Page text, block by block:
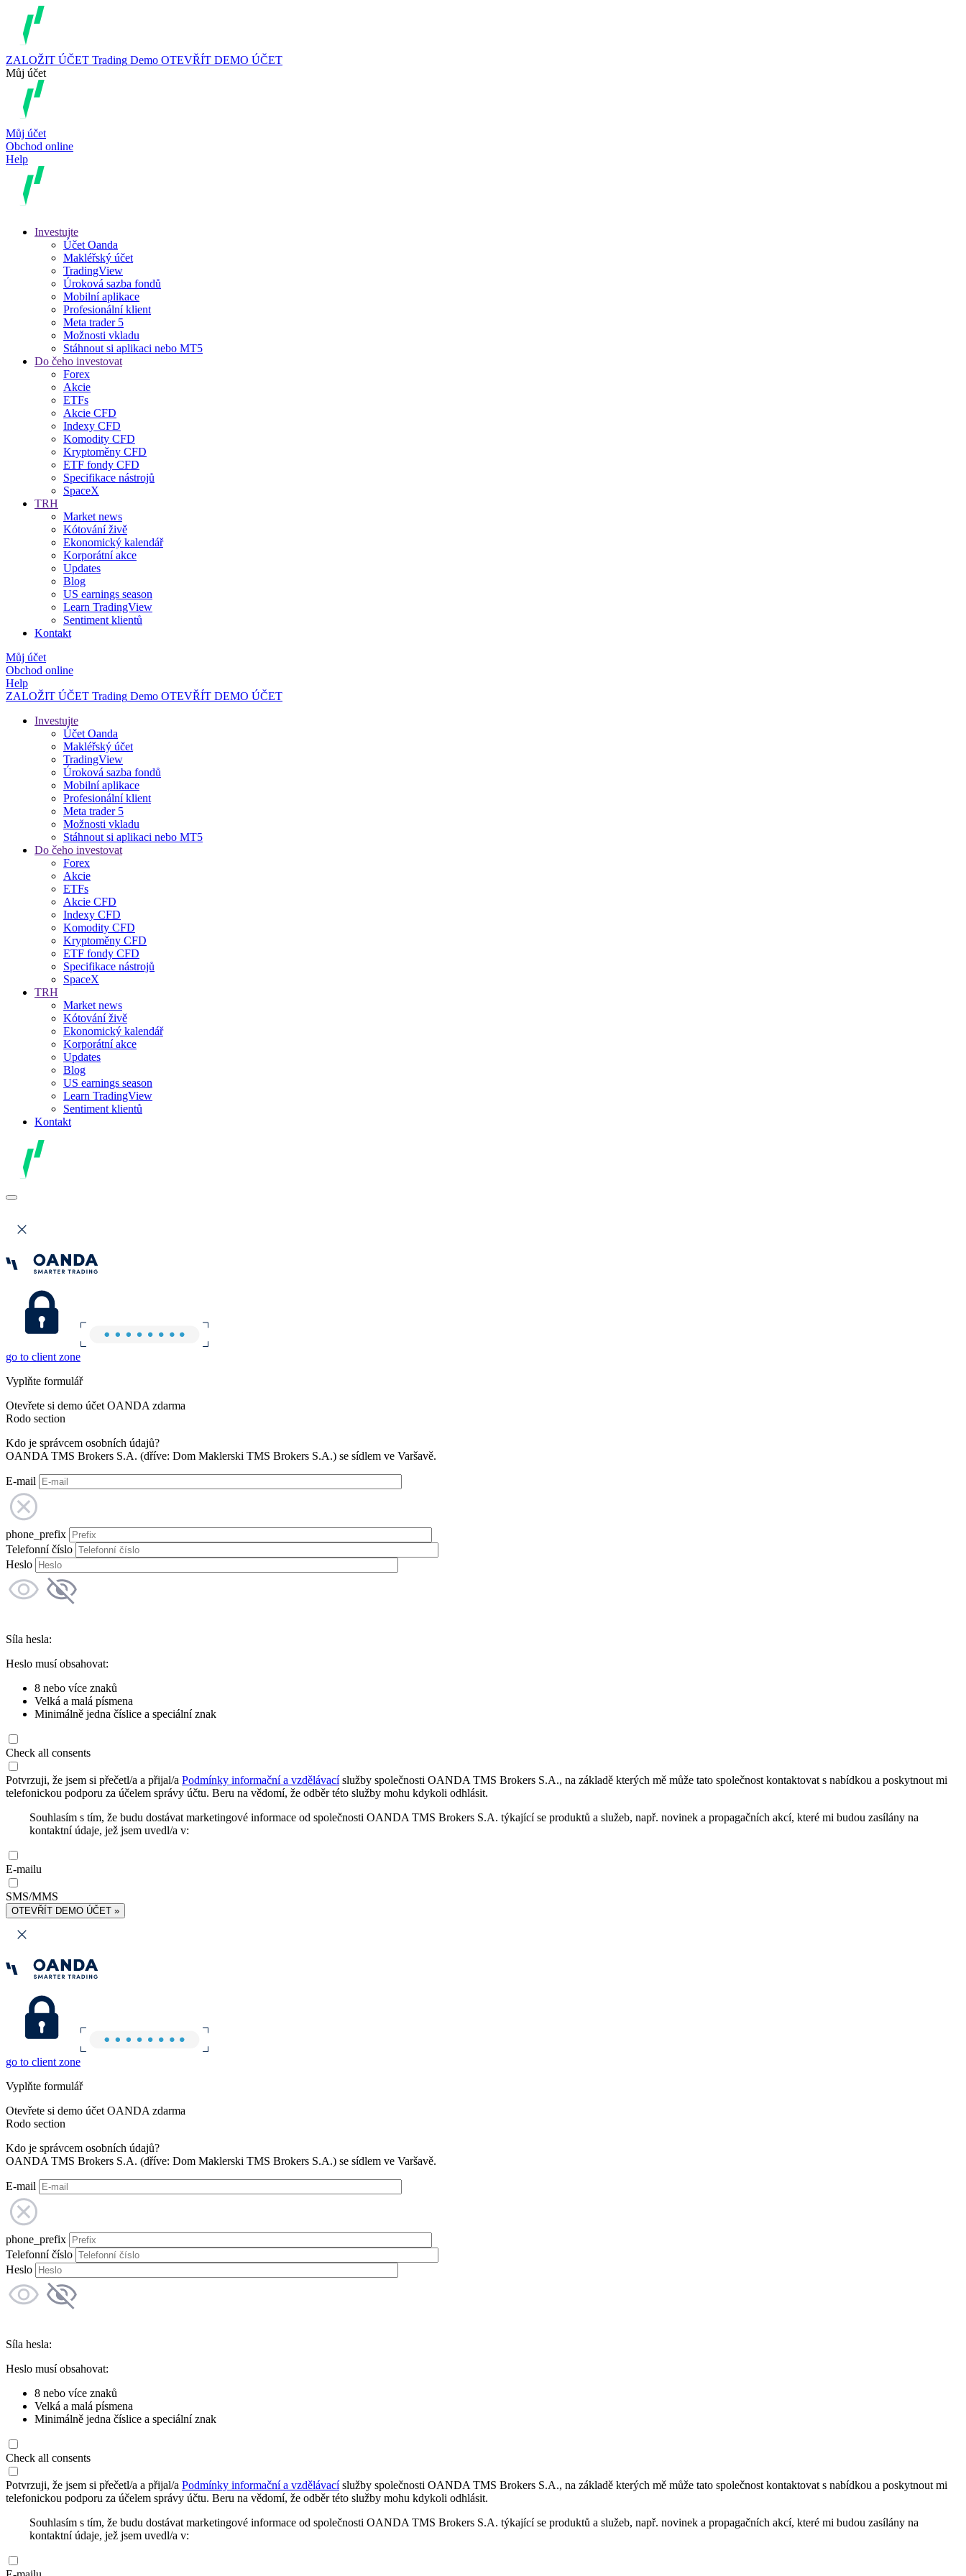
ZALOŽIT ÚČET Trading Demo OTEVŘÍT DEMO ÚČET
Můj účet
Můj účet
Obchod online
Help
Investujte
Účet Oanda
Makléřský účet
TradingView
Úroková sazba fondů
Mobilní aplikace
Profesionální klient
Meta trader 5
Možnosti vkladu
Stáhnout si aplikaci nebo MT5
Do čeho investovat
Forex
Akcie
ETFs
Akcie CFD
Indexy CFD
Komodity CFD
Kryptoměny CFD
ETF fondy CFD
Specifikace nástrojů
SpaceX
TRH
Market news
Kótování živě
Ekonomický kalendář
Korporátní akce
Updates
Blog
US earnings season
Learn TradingView
Sentiment klientů
Kontakt
Můj účet
Obchod online
Help
ZALOŽIT ÚČET Trading Demo OTEVŘÍT DEMO ÚČET
Investujte
Účet Oanda
Makléřský účet
TradingView
Úroková sazba fondů
Mobilní aplikace
Profesionální klient
Meta trader 5
Možnosti vkladu
Stáhnout si aplikaci nebo MT5
Do čeho investovat
Forex
Akcie
ETFs
Akcie CFD
Indexy CFD
Komodity CFD
Kryptoměny CFD
ETF fondy CFD
Specifikace nástrojů
SpaceX
TRH
Market news
Kótování živě
Ekonomický kalendář
Korporátní akce
Updates
Blog
US earnings season
Learn TradingView
Sentiment klientů
Kontakt
go to client zone
Vyplňte formulář
Otevřete si demo účet OANDA zdarma
Rodo section
Kdo je správcem osobních údajů?
OANDA TMS Brokers S.A. (dříve: Dom Maklerski TMS Brokers S.A.) se sídlem ve Varšavě.
E-mail
phone_prefix
Telefonní číslo
Heslo
Síla hesla:
Heslo musí obsahovat:
8 nebo více znaků
Velká a malá písmena
Minimálně jedna číslice a speciální znak
Check all consents
Potvrzuji, že jsem si přečetl/a a přijal/a Podmínky informační a vzdělávacíslužby společnosti OANDA TMS Brokers S.A., na základě kterých mě může tato společnost kontaktovat s nabídkou a poskytnout mi
telefonickou podporu za účelem správy účtu. Beru na vědomí, že odběr této služby mohu kdykoli odhlásit.
Souhlasím s tím, že budu dostávat marketingové informace od společnosti OANDA TMS Brokers S.A. týkající se produktů a služeb, např. novinek a propagačních akcí, které mi budou zasílány na
kontaktní údaje, jež jsem uvedl/a v:
E-mailu
SMS/MMS
OTEVŘÍT DEMO ÚČET »
go to client zone
Vyplňte formulář
Otevřete si demo účet OANDA zdarma
Rodo section
Kdo je správcem osobních údajů?
OANDA TMS Brokers S.A. (dříve: Dom Maklerski TMS Brokers S.A.) se sídlem ve Varšavě.
E-mail
phone_prefix
Telefonní číslo
Heslo
Síla hesla:
Heslo musí obsahovat:
8 nebo více znaků
Velká a malá písmena
Minimálně jedna číslice a speciální znak
Check all consents
Potvrzuji, že jsem si přečetl/a a přijal/a Podmínky informační a vzdělávacíslužby společnosti OANDA TMS Brokers S.A., na základě kterých mě může tato společnost kontaktovat s nabídkou a poskytnout mi
telefonickou podporu za účelem správy účtu. Beru na vědomí, že odběr této služby mohu kdykoli odhlásit.
Souhlasím s tím, že budu dostávat marketingové informace od společnosti OANDA TMS Brokers S.A. týkající se produktů a služeb, např. novinek a propagačních akcí, které mi budou zasílány na
kontaktní údaje, jež jsem uvedl/a v: